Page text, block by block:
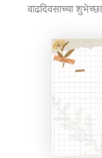
वाढदिवसाच्या